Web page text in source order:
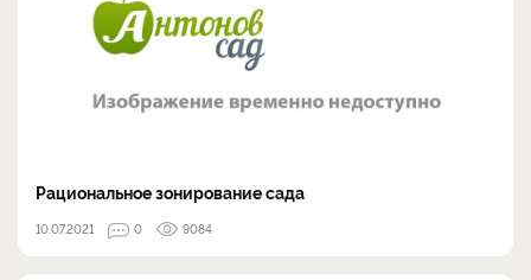
Рациональное зонирование сада
10.07.2021 0 9084